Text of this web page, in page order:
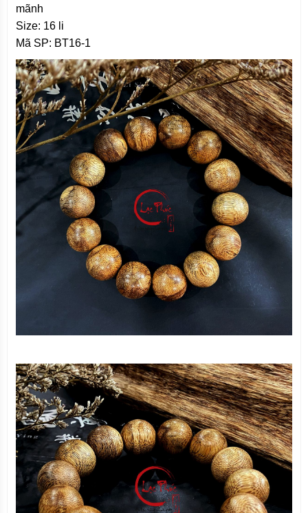
mãnh
Size: 16 li
Mã SP: BT16-1